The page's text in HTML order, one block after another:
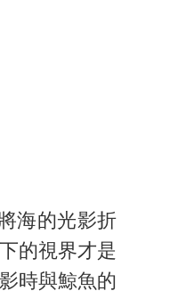
海的光影折
的視界才是
時與鯨魚的